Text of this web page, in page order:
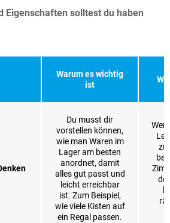
Eigenschaften solltest du haben
Warum es wichtig
ist
Du musst dir
vorstellen können,
wie man Waren im
Lager am besten
anordnet, damit
alles gut passt und
leicht erreichbar
ist. Zum Beispiel,
wie viele Kisten auf
ein Regal passen.